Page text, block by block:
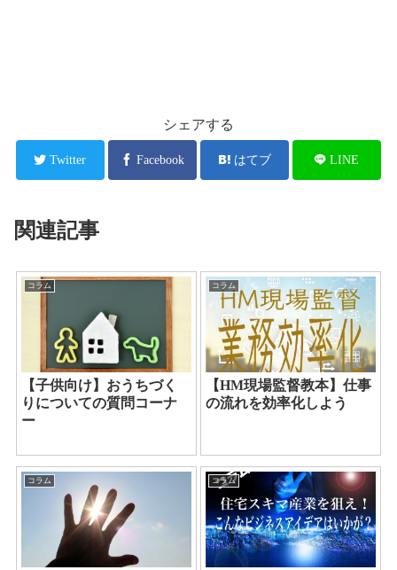
シェアする
Twitter Facebook はてブ LINE
関連記事
コラム
【子供向け】おうちづく
りについての質問コーナ
ー
コラム
【HM現場監督教本】仕事
の流れを効率化しよう
コラム コラム